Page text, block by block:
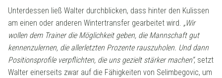
Unterdessen ließ Walter durchblicken, dass hinter den Kulissen
am einen oder anderen Wintertransfer gearbeitet wird. „Wir
wollen dem Trainer die Möglichkeit geben, die Mannschaft gut
kennenzulernen, die allerletzten Prozente rauszuholen. Und dann
Positionsprofile verpflichten, die uns gezielt stärker machen“, setzt
Walter einerseits zwar auf die Fähigkeiten von Selimbegovic, um